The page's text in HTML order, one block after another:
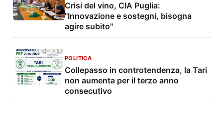
Crisi del vino, CIA Puglia:
"Innovazione e sostegni, bisogna
agire subito"
POLITICA
Collepasso in controtendenza, la Tari
non aumenta per il terzo anno
consecutivo